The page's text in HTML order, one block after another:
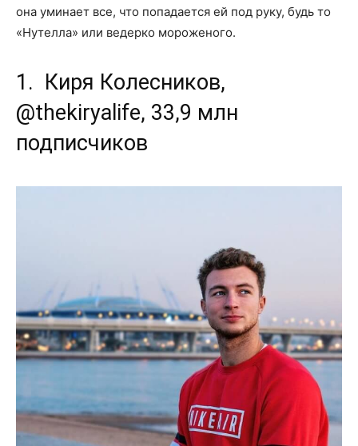
она уминает все, что попадается ей под руку, будь то
«Нутелла» или ведерко мороженого.
1. Киря Колесников,
@thekiryalife, 33,9 млн
подписчиков